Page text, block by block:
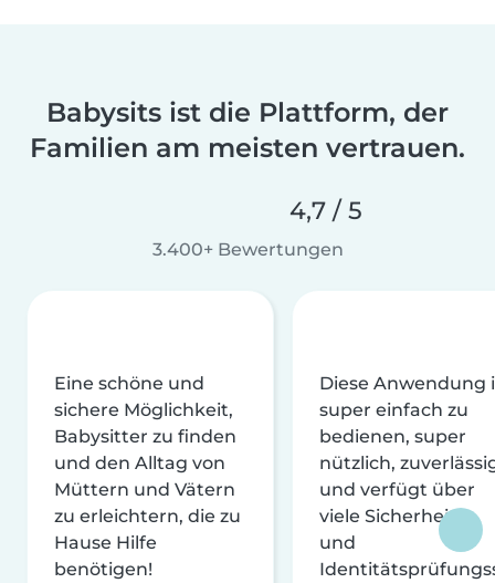
Babysits ist die Plattform, der
Familien am meisten vertrauen.
4,7 / 5
3.400+ Bewertungen
Eine schöne und
sichere Möglichkeit,
Babysitter zu finden
und den Alltag von
Müttern und Vätern
zu erleichtern, die zu
Hause Hilfe
benötigen!
Diese Anwendung
super einfach zu
bedienen, super
nützlich,
und verfügt über
viele Sicherheits-
und